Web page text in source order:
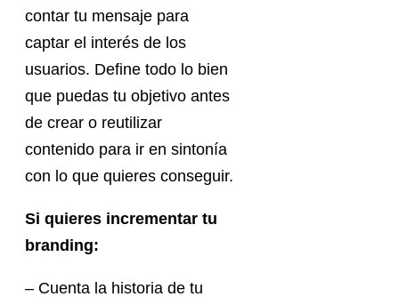
contar tu mensaje para
captar el interés de los
usuarios. Define todo lo bien
que puedas tu objetivo antes
de crear o reutilizar
contenido para ir en sintonía
con lo que quieres conseguir.
Si quieres incrementar tu
branding:
– Cuenta la historia de tu